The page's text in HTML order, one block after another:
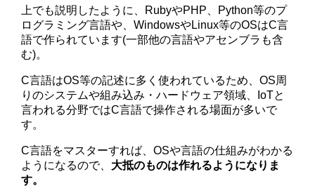
上でも説明したように、RubyやPHP、Python等のプ
ログラミング言語や、WindowsやLinux等のOSはC言
語で作られています(一部他の言語やアセンブラも含
む)。
C言語はOS等の記述に多く使われているため、OS周
りのシステムや組み込み・ハードウェア領域、IoTと
言われる分野ではC言語で操作される場面が多いで
す。
C言語をマスターすれば、OSや言語の仕組みがわかる
ようになるので、 大抵のものは作れるようになりま
す。